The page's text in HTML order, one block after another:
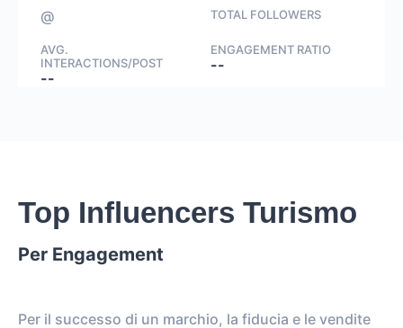
@ TOTAL FOLLOWERS
AVG.
INTERACTIONS/POST
--
ENGAGEMENT RATIO
--
Top Influencers Turismo
Per Engagement
Per il successo di un marchio, la fiducia e le vendite